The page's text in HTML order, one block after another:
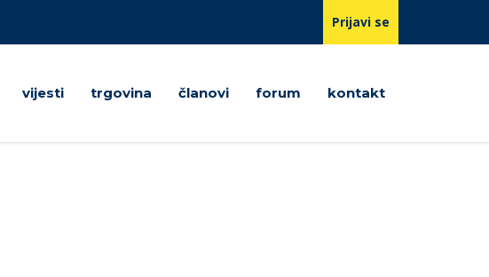
Prijavi se
vijesti trgovina članovi forum kontakt